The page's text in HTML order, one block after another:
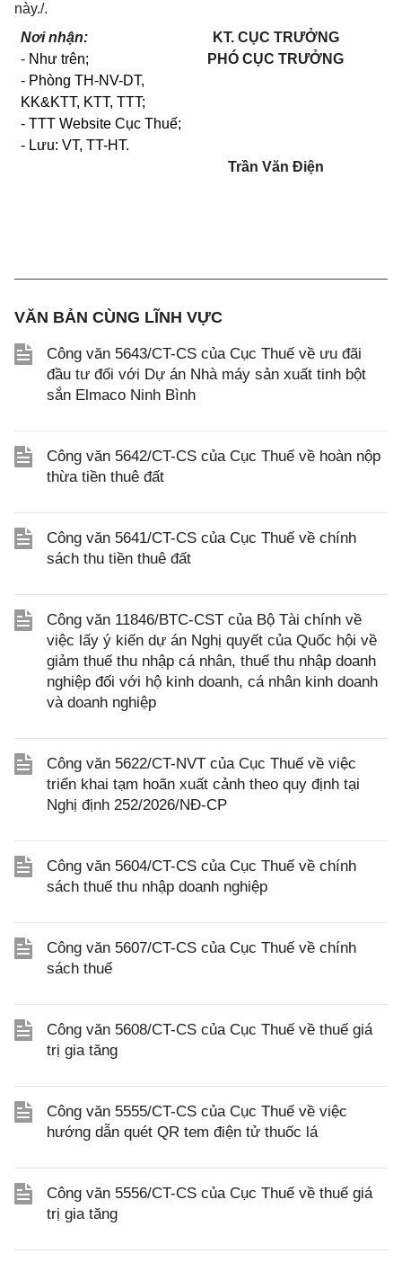
này./.
Nơi nhận:
- Như trên;
- PhòngTH-NV-DT,
KK&KTT, KTT, TTT;
- TTT Website Cục Thuế;
- Lưu: VT, TT-HT.
KT. CỤC TRƯỞNG
PHÓ CỤC TRƯỞNG
Trần Văn Điện
VĂN BẢN CÙNG LĨNH VỰC
Công văn 5643/CT-CS của Cục Thuế về ưu đãi
đầu tư đối với Dự án Nhà máy sản xuất tinh bột
sắn Elmaco Ninh Bình
Công văn 5642/CT-CS của Cục Thuế về hoàn nộp
thừa tiền thuê đất
Công văn 5641/CT-CS của Cục Thuế về chính
sách thu tiền thuê đất
Công văn 11846/BTC-CST của Bộ Tài chính về
việc lấy ý kiến dự án Nghị quyết của Quốc hội về
giảm thuế thu nhập cá nhân, thuế thu nhập doanh
nghiệp đối với hộ kinh doanh, cá nhân kinh doanh
và doanh nghiệp
Công văn 5622/CT-NVT của Cục Thuế về việc
triển khai tạm hoãn xuất cảnh theo quy định tại
Nghị định 252/2026/NĐ-CP
Công văn 5604/CT-CS của Cục Thuế về chính
sách thuế thu nhập doanh nghiệp
Công văn 5607/CT-CS của Cục Thuế về chính
sách thuế
Công văn 5608/CT-CS của Cục Thuế về thuế giá
trị gia tăng
Công văn 5555/CT-CS của Cục Thuế về việc
hướng dẫn quét QR tem điện tử thuốc lá
Công văn 5556/CT-CS của Cục Thuế về thuế giá
trị gia tăng